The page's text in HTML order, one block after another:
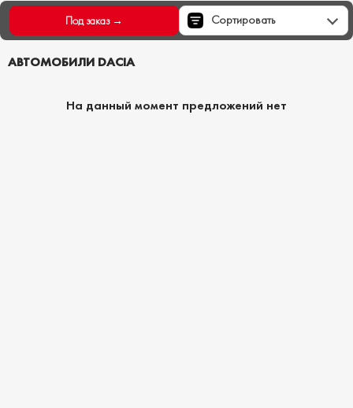
АВТОМОБИЛИ DACIA
Под заказ → Сортировать
На данный момент предложений нет